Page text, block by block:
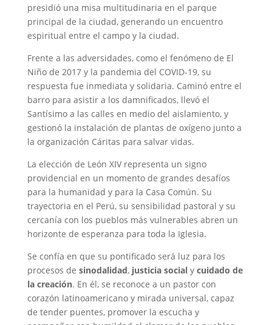
presidió una misa multitudinaria en el parque
principal de la ciudad, generando un encuentro
espiritual entre el campo y la ciudad.
Frente a las adversidades, como el fenómeno de El
Niño de 2017 y la pandemia del COVID-19, su
respuesta fue inmediata y solidaria. Caminó entre el
barro para asistir a los damnificados, llevó el
Santísimo a las calles en medio del aislamiento, y
gestionó la instalación de plantas de oxígeno junto a
la organización Cáritas para salvar vidas.
La elección de León XIV representa un signo
providencial en un momento de grandes desafíos
para la humanidad y para la Casa Común. Su
trayectoria en el Perú, su sensibilidad pastoral y su
cercanía con los pueblos más vulnerables abren un
horizonte de esperanza para toda la Iglesia.
Se confía en que su pontificado será luz para los
procesos de sinodalidad, justicia socialy cuidado de
la creación. En él, se reconoce a un pastor con
corazón latinoamericano y mirada universal, capaz
de tender puentes, promover la escucha y